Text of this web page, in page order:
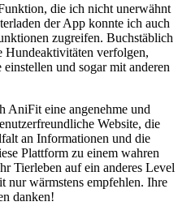
die ich ​nicht unerwähnt
der App konnte ich auch
zugreifen. Buchstäblich
Hundeaktivitäten verfolgen,
und sogar mit anderen
AniFit eine angenehme ⁢und
Website, die
an Informationen und die
Plattform zu einem wahren​
Tierleben auf‍ ein anderes Level
nur wärmstens empfehlen. Ihre
danken!